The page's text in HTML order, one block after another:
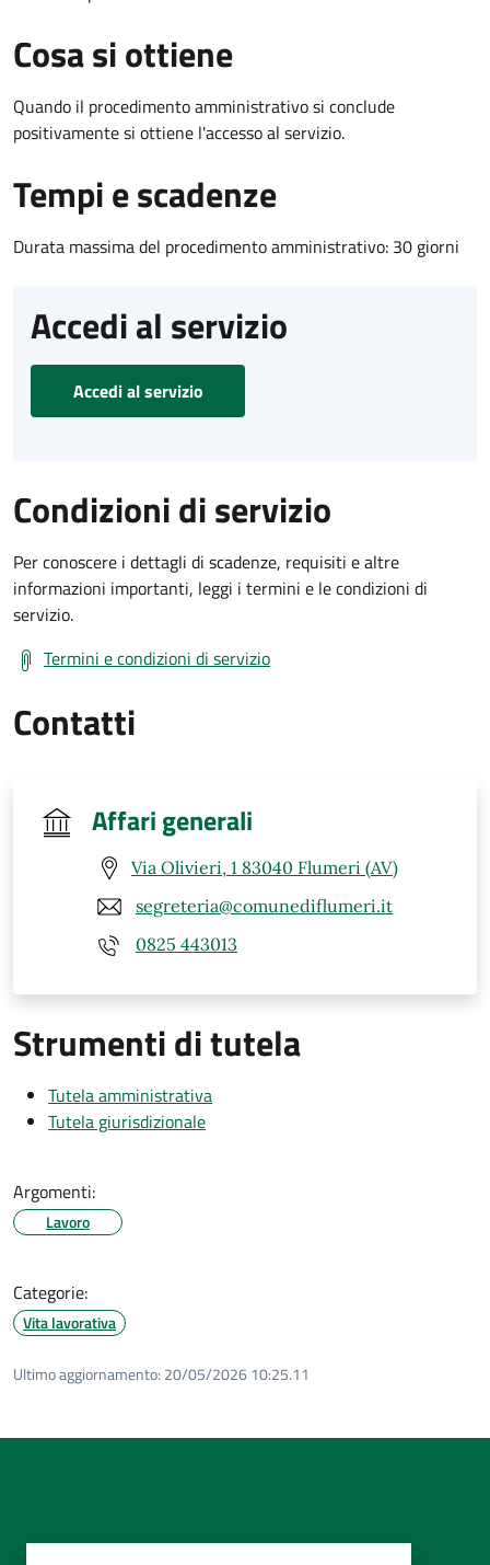
Cosa si ottiene
Quando il procedimento amministrativo si conclude
positivamente si ottiene l'accesso al servizio.
Tempi e scadenze
Durata massima del procedimento amministrativo: 30 giorni
Accedi al servizio
Accedi al servizio
Condizioni di servizio
Per conoscere i dettagli di scadenze, requisiti e altre
informazioni importanti, leggi i termini e le condizioni di
servizio.
Termini e condizioni di servizio
Contatti
Affari generali
Via Olivieri, 1 83040 Flumeri (AV)
segreteria@comunediflumeri.it
0825 443013
Strumenti di tutela
Tutela amministrativa
Tutela giurisdizionale
Argomenti:
Lavoro
Categorie:
Vita lavorativa
Ultimo aggiornamento: 20/05/2026 10:25.11